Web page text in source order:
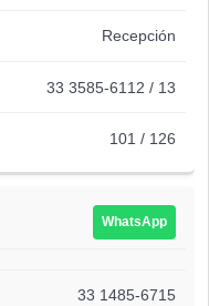
Recepción
33 3585-6112 / 13
101 / 126
WhatsApp
33 1485-6715